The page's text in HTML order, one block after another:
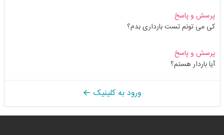
پرسش و پاسخ
کی می تونم تست بارداری بدم؟
پرسش و پاسخ
آیا باردار هستم؟
ورود به کلینیک